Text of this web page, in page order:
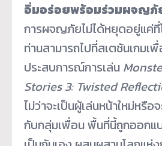
อิ่มอร่อยพร้อมร่วมผจญภั
การผจญภัยไม่ได้หยุดอยู่แค่ที่
ท่านสามารถไปที่สเตชันเกมเ
ประสบการณ์การเล่น
Stories 3: Twisted
ไม่ว่าจะเป็นผู้เล่นหน้าใหม่หรื
กับกลุ่มเพื่อน พื้นที่นี้ถูกออกแ